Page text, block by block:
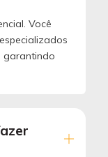
Você
garantindo